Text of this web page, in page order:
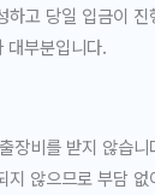
하고 당일 입금이 진
대부분입니다.
장비를 받지 않습
지 않으므로 부담